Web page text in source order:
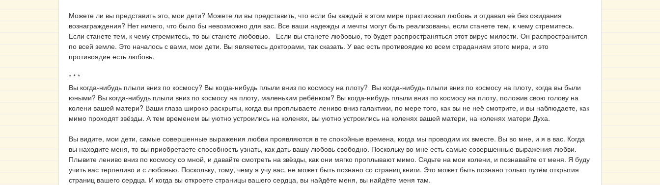
Можете ли вы представить это, мои дети? Можете ли вы представить, что если бы каждый в этом мире практиковал любовь и отдавал её без ожидания
вознаграждения? Нет ничего, что было бы невозможно для вас. Все ваши надежды и мечты могут быть реализованы, если станете тем, к чему стремитесь.
Если станете тем, к чему стремитесь, то вы станете любовью. Если вы станете любовью, то будет распространяться этот вирус милости. Он распространится
по всей земле. Это началось с вами, мои дети. Вы являетесь докторами, так сказать. У вас есть противоядие ко всем страданиям этого мира, и это
противоядие есть любовь.
* * *
Вы когда-нибудь плыли вниз по космосу? Вы когда-нибудь плыли вниз по космосу на плоту? Вы когда-нибудь плыли вниз по космосу на плоту, когда вы были
юными? Вы когда-нибудь плыли вниз по космосу на плоту, маленьким ребёнком? Вы когда-нибудь плыли вниз по космосу на плоту, положив свою голову на
колени вашей матери? Ваши глаза широко раскрыты, когда вы проплываете лениво вниз галактики, по мере того, как вы не неё смотрите, и вы наблюдаете, как
мимо проходят звёзды. А тем временем вы уютно устроились на коленях, вы уютно устроились на коленях вашей матери, на коленях матери Духа.
Вы видите, мои дети, самые совершенные выражения любви проявляются в те спокойные времена, когда мы проводим их вместе. Вы во мне, и я в вас. Когда
вы находите меня, то вы приобретаете способность узнать, как дать вашу любовь свободно. Поскольку во мне есть самые совершенные выражения любви.
Плывите лениво вниз по космосу со мной, и давайте смотреть на звёзды, как они мягко проплывают мимо. Сядьте на мои колени, и познавайте от меня. Я буду
учить вас терпеливо и с любовью. Поскольку, тому, чему я учу вас, не может быть познано со страниц книги. Это может быть познано только путём открытия
страниц вашего сердца. И когда вы откроете страницы вашего сердца, вы найдёте меня, вы найдёте меня там.